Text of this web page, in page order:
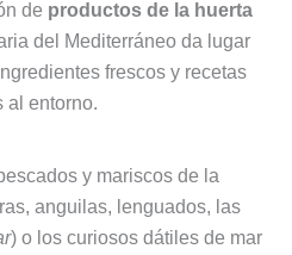
de productos de la huerta
del Mediterráneo da lugar
frescos y recetas
al entorno.
y mariscos de la
anguilas, lenguados, las
) o los curiosos dátiles de mar